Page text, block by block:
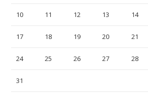
10 11 12 13 14
17 18 19 20 21
24 25 26 27 28
31